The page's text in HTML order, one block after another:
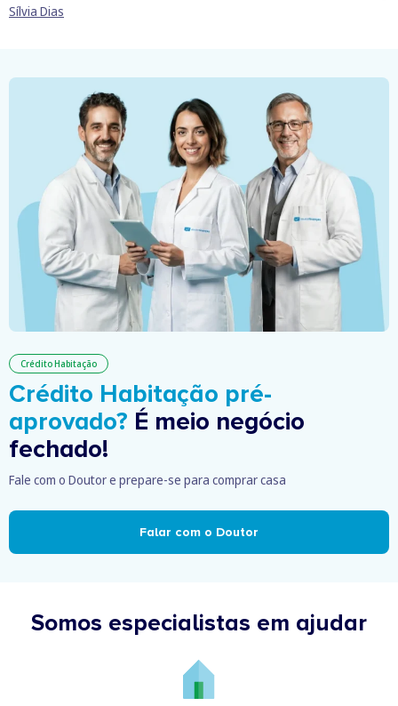
Sílvia Dias
Crédito Habitação
Crédito Habitação pré-
aprovado? É meio negócio
fechado!
Fale com o Doutor e prepare-se para comprar casa
Falar com o Doutor
Somos especialistas em ajudar